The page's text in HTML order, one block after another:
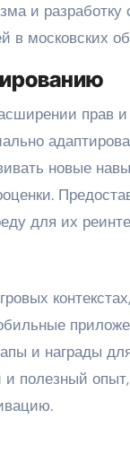
и разработку
в московских
прав
новые
для их
и награды
полезный